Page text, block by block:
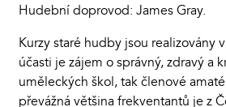
Hudební doprovod: James Gray.
Kurzy staré hudby jsou realizovány
účasti je zájem o správný, zdravý a
uměleckých škol, tak členové
převážná většina frekventantů je z